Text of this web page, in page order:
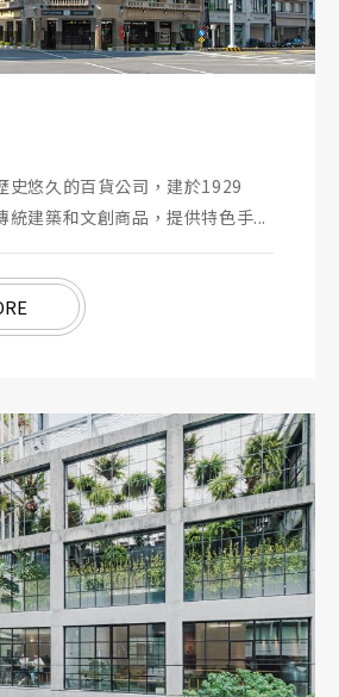
史悠久的百貨公司，建於1929
統建築和文創商品，提供特色手...